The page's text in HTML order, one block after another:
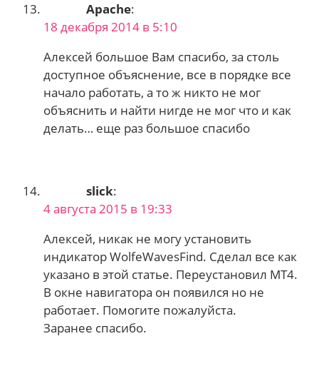
Apache:
18 декабря 2014 в 5:10
Алексей большое Вам спасибо, за столь
доступное объяснение, все в порядке все
начало работать, а то ж никто не мог
объяснить и найти нигде не мог что и как
делать… еще раз большое спасибо
slick:
4 августа 2015 в 19:33
Алексей, никак не могу установить
индикатор WolfeWavesFind. Сделал все как
указано в этой статье. Переустановил МТ4.
В окне навигатора он появился но не
работает. Помогите пожалуйста.
Заранее спасибо.